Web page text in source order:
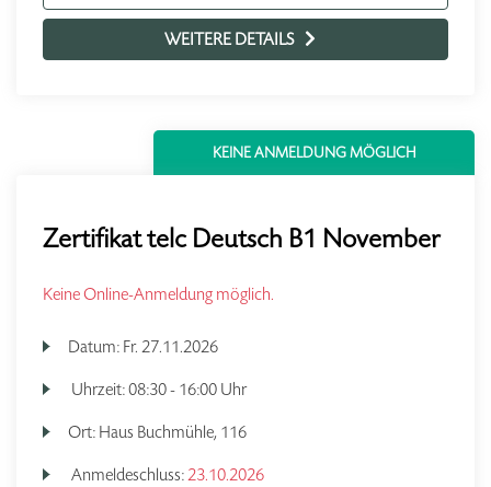
WEITERE DETAILS
KEINE ANMELDUNG MÖGLICH
Zertifikat telc Deutsch B1 November
Keine Online-Anmeldung möglich.
Datum: Fr. 27.11.2026
Uhrzeit:08:30 - 16:00 Uhr
Ort: Haus Buchmühle, 116
Anmeldeschluss:23.10.2026